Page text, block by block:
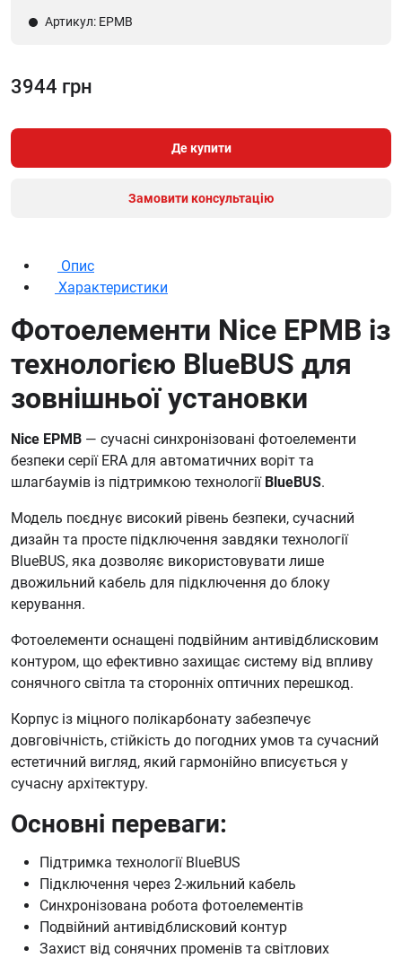
Артикул: EPMB
3944 грн
Де купити
Замовити консультацію
Опис
Характеристики
Фотоелементи Nice EPMB із
технологією BlueBUS для
зовнішньої установки
Nice EPMB — сучасні синхронізовані фотоелементи
безпеки серії ERA для автоматичних воріт та
шлагбаумів із підтримкою технології BlueBUS.
Модель поєднує високий рівень безпеки, сучасний
дизайн та просте підключення завдяки технології
BlueBUS, яка дозволяє використовувати лише
двожильний кабель для підключення до блоку
керування.
Фотоелементи оснащені подвійним антивідблисковим
контуром, що ефективно захищає систему від впливу
сонячного світла та сторонніх оптичних перешкод.
Корпус із міцного полікарбонату забезпечує
довговічність, стійкість до погодних умов та сучасний
естетичний вигляд, який гармонійно вписується у
сучасну архітектуру.
Основні переваги:
Підтримка технології BlueBUS
Підключення через 2-жильний кабель
Синхронізована робота фотоелементів
Подвійний антивідблисковий контур
Захист від сонячних променів та світлових